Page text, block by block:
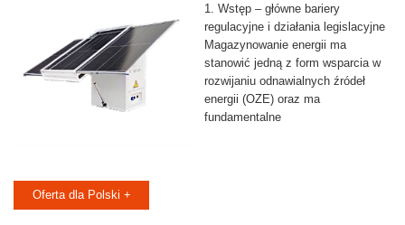
1. Wstęp – główne bariery
regulacyjne i działania legislacyjne
Magazynowanie energii ma
stanowić jedną z form wsparcia w
rozwijaniu odnawialnych źródeł
energii (OZE) oraz ma
fundamentalne
Oferta dla Polski +